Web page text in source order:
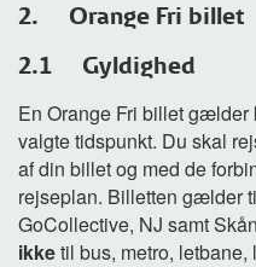
2. Orange Fri billet
2.1 Gyldighed
En Orange Fri billet gælder
valgte tidspunkt. Du skal
af din billet og med de
rejseplan. Billetten gælder
GoCollective, NJ samt
ikketil bus, metro,